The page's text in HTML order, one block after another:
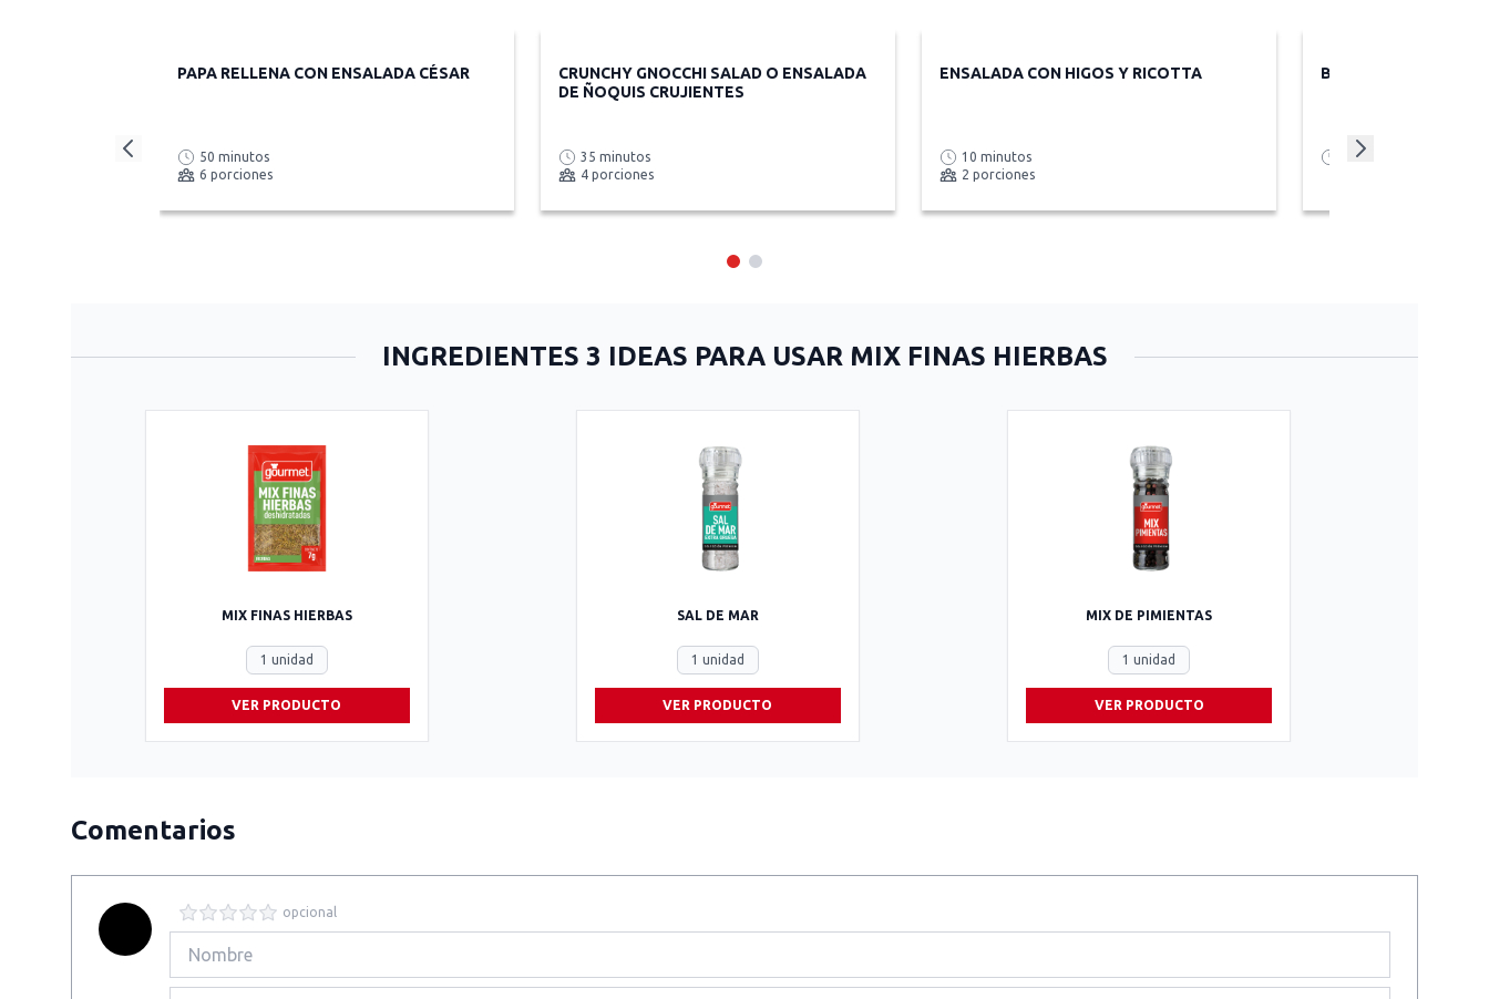
PAPA RELLENA CON ENSALADA CÉSAR
50 minutos
6 porciones
CRUNCHY GNOCCHI SALAD O ENSALADA
DE ÑOQUIS CRUJIENTES
35 minutos
4 porciones
ENSALADA CON HIGOS Y RICOTTA
10 minutos
2 porciones
BERENJENAS AL MISO
15 min más tiempo de
INGREDIENTES 3 IDEAS PARA USAR MIX FINAS HIERBAS
MIX FINAS HIERBAS
1 unidad
VER PRODUCTO
SAL DE MAR
1 unidad
VER PRODUCTO
MIX DE PIMIENTAS
1 unidad
VER PRODUCTO
Comentarios
opcional